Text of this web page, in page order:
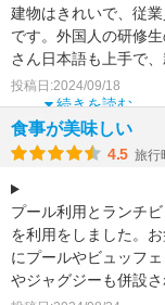
建物はきれいで、従
です。外国人の研修
さん日本語も上手で、
建物自体は新しくは
ないです。アメ
続きを読む
投稿日:2024/09/18
食事が美味しい
4.5 旅行
プール利用とランチ
を利用をしました。
にプールやビュッフ
やジャグジーも併設